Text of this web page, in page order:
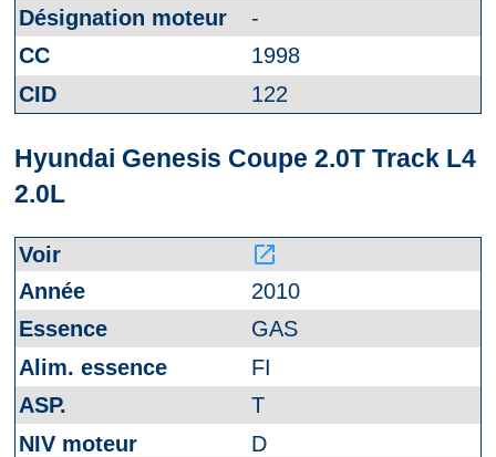
-
1998
122
Hyundai Genesis Coupe 2.0T Track L4
2.0L
launch
2010
GAS
FI
T
D